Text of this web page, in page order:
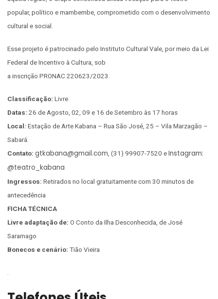
popular, político e mambembe, comprometido com o desenvolvimento
cultural e social.
Esse projeto é patrocinado pelo Instituto Cultural Vale, por meio da Lei
Federal de Incentivo à Cultura, sob
a inscrição PRONAC 220623/2023.
Classificação: Livre
Datas: 26 de Agosto, 02, 09 e 16 de Setembro às 17 horas
Local: Estação de Arte Kabana – Rua São José, 25 – Vila Marzagão –
Sabará.
Contato: gtkabana@gmail.com, (31) 99907-7520 eInstagram:
@teatro_kabana
Ingressos: Retirados no local gratuitamente com 30 minutos de
antecedência
FICHA TÉCNICA
Livre adaptação de: O Conto da Ilha Desconhecida, de José
Saramago
Bonecos e cenário: Tião Vieira
.